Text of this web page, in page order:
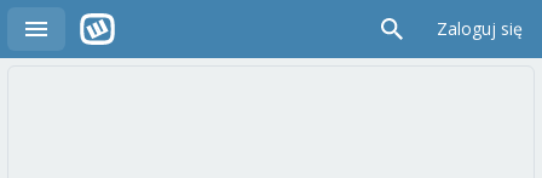
Zaloguj się